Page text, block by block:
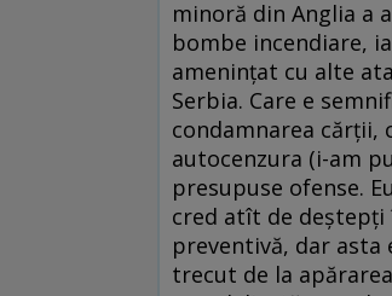
minoră din Anglia a
bombe incendiare,
ameninţat cu alte
Serbia. Care e
condamnarea
autocenzura (i-am
presupuse ofense.
cred atît de deştepţi
preventivă, dar asta
trecut de la